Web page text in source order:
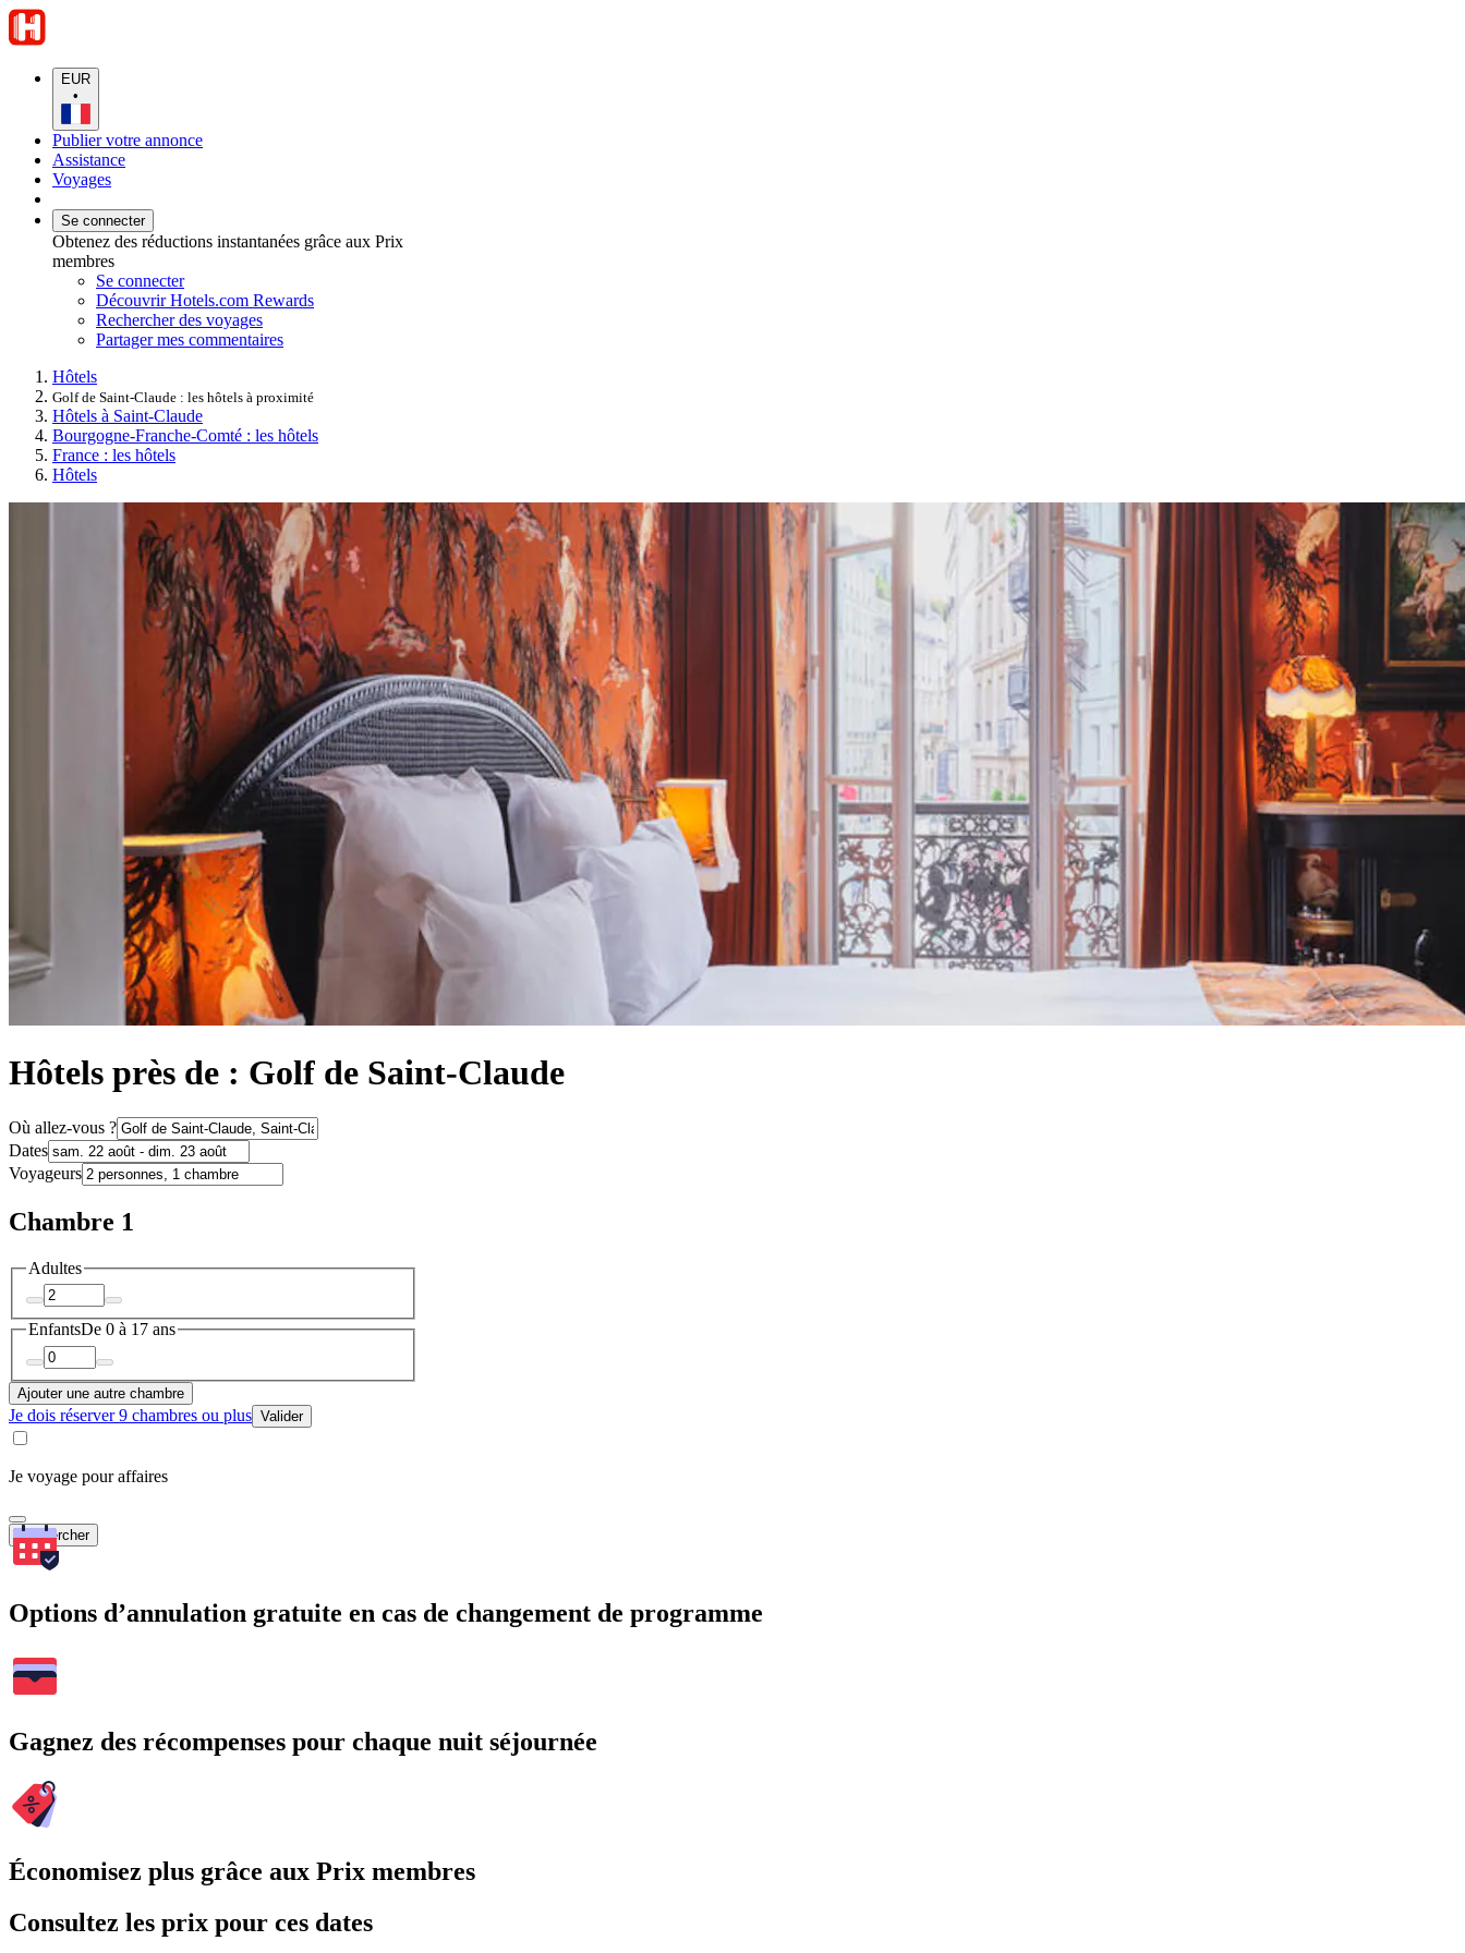
EUR
•
Publier votre annonce
Assistance
Voyages
Se connecter
Obtenez des réductions instantanées grâce aux Prix
membres
Se connecter
Découvrir Hotels.com Rewards
Rechercher des voyages
Partager mes commentaires
Hôtels
Golf de Saint-Claude : les hôtels à proximité
Hôtels à Saint-Claude
Bourgogne-Franche-Comté : les hôtels
France : les hôtels
Hôtels
Hôtels près de : Golf de Saint-Claude
Où allez-vous ?
Dates
Voyageurs
Chambre 1
Adultes
EnfantsDe 0 à 17 ans
Ajouter une autre chambre
Je dois réserver 9 chambres ou plus Valider
Je voyage pour affaires
Rechercher
Options d’annulation gratuite en cas de changement de programme
Gagnez des récompenses pour chaque nuit séjournée
Économisez plus grâce aux Prix membres
Consultez les prix pour ces dates